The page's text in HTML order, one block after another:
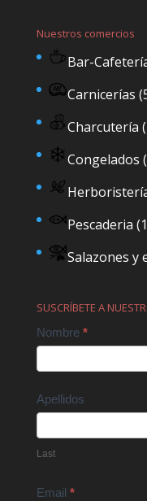
Nuestros comercios
Bar-
Carnicerías
Charcutería
Congelados
Pescaderia
Salazones y
SUSCRÍBETE A
Contact
Nombre *
Apellidos
Last
Email *